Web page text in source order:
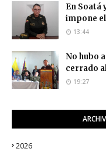
En Soatá
impone
13:44
No hubo
cerrado
19:27
2026